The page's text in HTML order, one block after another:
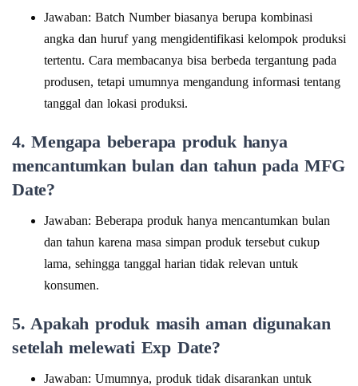
Jawaban: Batch Number biasanya berupa kombinasi
angka dan huruf yang mengidentifikasi kelompok produksi
tertentu. Cara membacanya bisa berbeda tergantung pada
produsen, tetapi umumnya mengandung informasi tentang
tanggal dan lokasi produksi.
4. Mengapa beberapa produk hanya
mencantumkan bulan dan tahun pada MFG
Date?
Jawaban: Beberapa produk hanya mencantumkan bulan
dan tahun karena masa simpan produk tersebut cukup
lama, sehingga tanggal harian tidak relevan untuk
konsumen.
5. Apakah produk masih aman digunakan
setelah melewati Exp Date?
Jawaban: Umumnya, produk tidak disarankan untuk